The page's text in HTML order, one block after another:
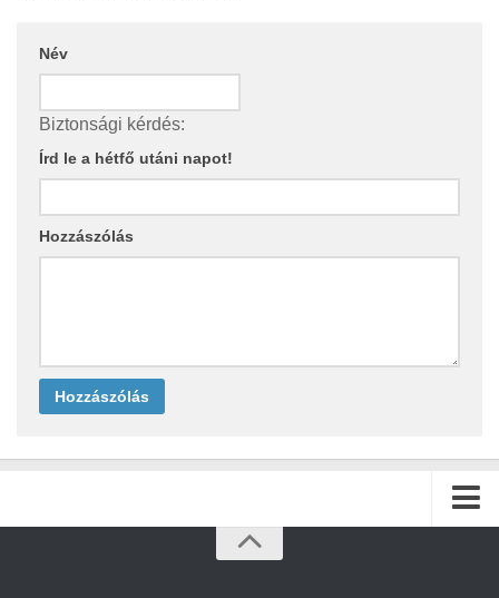
Név
Biztonsági kérdés:
Írd le a hétfő utáni napot!
Hozzászólás